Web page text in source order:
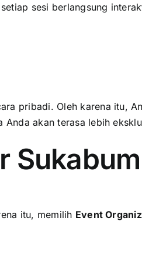
sesi berlangsung
pribadi. Oleh karena itu,
Anda akan terasa lebih
itu, memilih Event